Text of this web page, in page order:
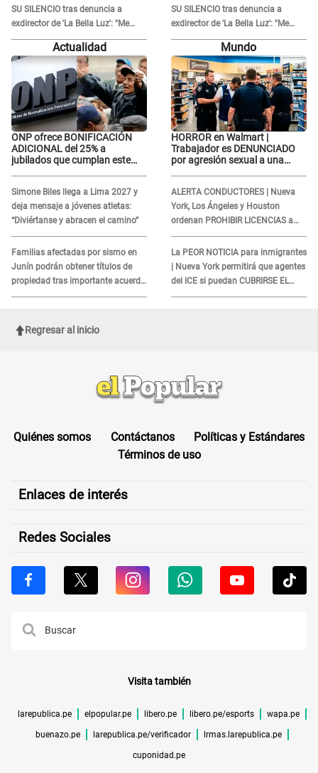
SU SILENCIO tras denuncia a
exdirector de 'La Bella Luz': "Me
basta con que ella esté bien"
SU SILENCIO tras denuncia a
exdirector de 'La Bella Luz': "Me
basta con que ella esté bien"
Actualidad
ONP ofrece BONIFICACIÓN
ADICIONAL del 25% a
jubilados que cumplan este
Simone Biles llega a Lima 2027 y
deja mensaje a jóvenes atletas:
“Diviértanse y abracen el camino”
Familias afectadas por sismo en
Junín podrán obtener títulos de
propiedad tras importante acuerdo
de Cofopri
Mundo
HORROR en Walmart |
Trabajador es DENUNCIADO
por agresión sexual a una
ALERTA CONDUCTORES | Nueva
York, Los Ángeles y Houston
ordenan PROHIBIR LICENCIAS a
quienes no presenten ESTE
DOCUMENTO
La PEOR NOTICIA para inmigrantes
| Nueva York permitirá que agentes
del ICE si puedan CUBRIRSE EL
ROSTRO
Regresar al inicio
Quiénes somos Contáctanos
Políticas y Estándares
Términos de uso
Enlaces de interés
Redes Sociales
Visita también
larepublica.pe elpopular.pe libero.pe libero.pe/esports wapa.pe
buenazo.pe larepublica.pe/verificador lrmas.larepublica.pe
cuponidad.pe